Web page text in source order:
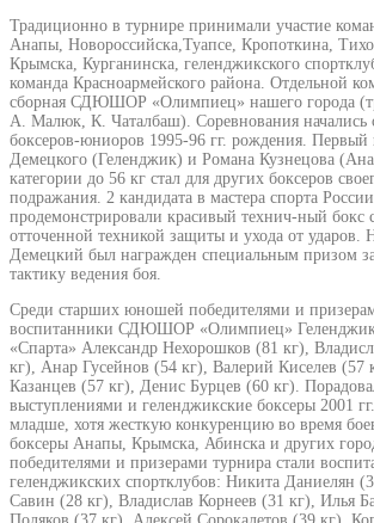
Традиционно в турнире принимали участие
Анапы, Новороссийска,Туапсе, Кропоткина,
Крымска, Курганинска, геленджикского
команда Красноармейского района. Отдельной
сборная СДЮШОР «Олимпиец» нашего города
А. Малюк, К. Чаталбаш). Соревнования начались
боксеров-юниоров 1995-96 гг. рождения. Первый
Демецкого (Геленджик) и Романа Кузнецова
категории до 56 кг стал для других боксеров
подражания. 2 кандидата в мастера спорта России
продемонстрировали красивый технич-ный бокс
отточенной техникой защиты и ухода от ударов.
Демецкий был награжден специальным призом
тактику ведения боя.
Среди старших юношей победителями и
воспитанники СДЮШОР «Олимпиец»
«Спарта» Александр Нехорошков (81 кг),
кг), Анар Гусейнов (54 кг), Валерий Киселев (57
Казанцев (57 кг), Денис Бурцев (60 кг).
выступлениями и геленджикские боксеры 2001
младше, хотя жесткую конкуренцию во время
боксеры Анапы, Крымска, Абинска и других
победителями и призерами турнира стали
геленджикских спортклубов: Никита Даниелян
Савин (28 кг), Владислав Корнеев (31 кг), Илья